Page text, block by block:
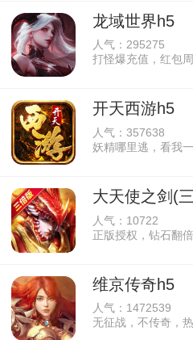
龙域世界h5
人气：295275
打怪爆充值，红包周
开天西游h5
人气：357638
妖精哪里逃，看我
大天使之剑(
人气：10722
正版授权，钻石翻
维京传奇h5
人气：1472539
无征战，不传奇，